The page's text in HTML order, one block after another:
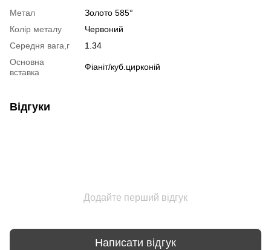
Метал
Золото 585°
Колір металу
Червоний
Середня вага,г
1.34
Основна
вставка
Фіаніт/куб.цирконій
Відгуки
Додайте перший відгук
Написати відгук